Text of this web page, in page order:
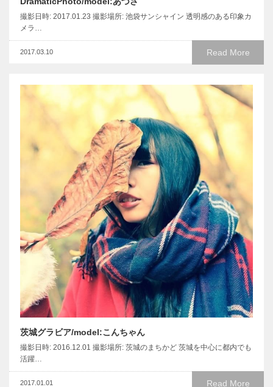
撮影日時: 2017.01.23 撮影場所: 池袋サンシャイン 透明感のある印象カ
メラ…
Read More
2017.03.10
茨城グラビア/model:こんちゃん
撮影日時: 2016.12.01 撮影場所: 茨城のまちかど 茨城を中心に都内でも
活躍…
Read More
2017.01.01